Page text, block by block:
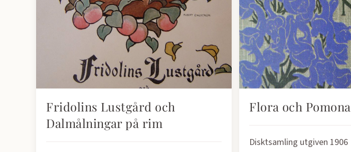
Fridolins Lustgård och
Dalmålningar på rim
Flora och Pomona
Disktsamling utgiven 1906